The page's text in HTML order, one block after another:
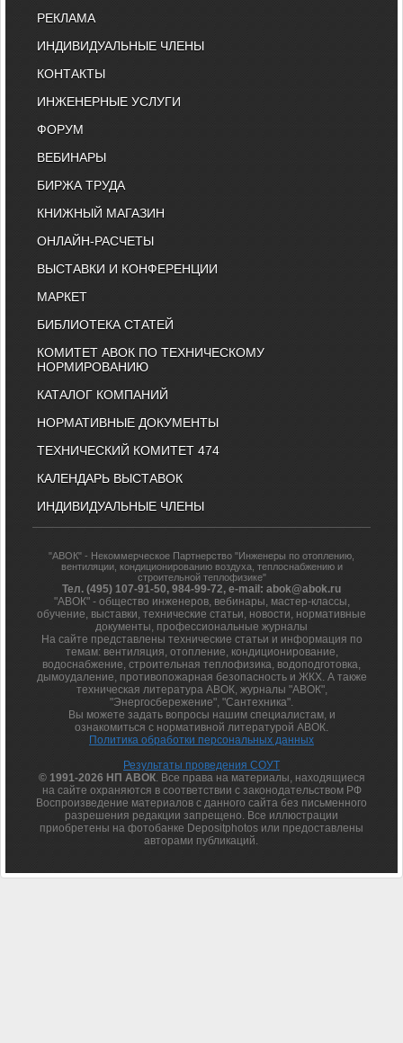
РЕКЛАМА
ИНДИВИДУАЛЬНЫЕ ЧЛЕНЫ
КОНТАКТЫ
ИНЖЕНЕРНЫЕ УСЛУГИ
ФОРУМ
ВЕБИНАРЫ
БИРЖА ТРУДА
КНИЖНЫЙ МАГАЗИН
ОНЛАЙН-РАСЧЕТЫ
ВЫСТАВКИ И КОНФЕРЕНЦИИ
МАРКЕТ
БИБЛИОТЕКА СТАТЕЙ
КОМИТЕТ АВОК ПО ТЕХНИЧЕСКОМУ
НОРМИРОВАНИЮ
КАТАЛОГ КОМПАНИЙ
НОРМАТИВНЫЕ ДОКУМЕНТЫ
ТЕХНИЧЕСКИЙ КОМИТЕТ 474
КАЛЕНДАРЬ ВЫСТАВОК
ИНДИВИДУАЛЬНЫЕ ЧЛЕНЫ
"АВОК" - Некоммерческое Партнерство "Инженеры по отоплению,
вентиляции, кондиционированию воздуха, теплоснабжению и
строительной теплофизике"
Тел. (495) 107-91-50, 984-99-72, e-mail: abok@abok.ru
"АВОК" - общество инженеров, вебинары, мастер-классы,
обучение, выставки, технические статьи, новости, нормативные
документы, профессиональные журналы
На сайте представлены технические статьи и информация по
темам: вентиляция, отопление, кондиционирование,
водоснабжение, строительная теплофизика, водоподготовка,
дымоудаление, противопожарная безопасность и ЖКХ. А также
техническая литература АВОК, журналы "АВОК",
"Энергосбережение", "Сантехника".
Вы можете задать вопросы нашим специалистам, и
ознакомиться с нормативной литературой АВОК.
Политика обработки персональных данных
Результаты проведения СОУТ
© 1991-2026 НП АВОК. Все права на материалы, находящиеся
на сайте охраняются в соответствии с законодательством РФ
Воспроизведение материалов с данного сайта без письменного
разрешения редакции запрещено. Все иллюстрации
приобретены на фотобанке Depositphotos или предоставлены
авторами публикаций.